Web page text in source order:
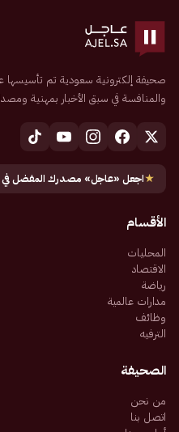
والمنافسة في سبق الأخبار بمهنية
★اجعل «عاجل» مصدرك المفضل
الأقسام
المحليات
الاقتصاد
رياضة
مدارات عالمية
وظائف
الترفيه
الصحيفة
من نحن
اتصل بنا